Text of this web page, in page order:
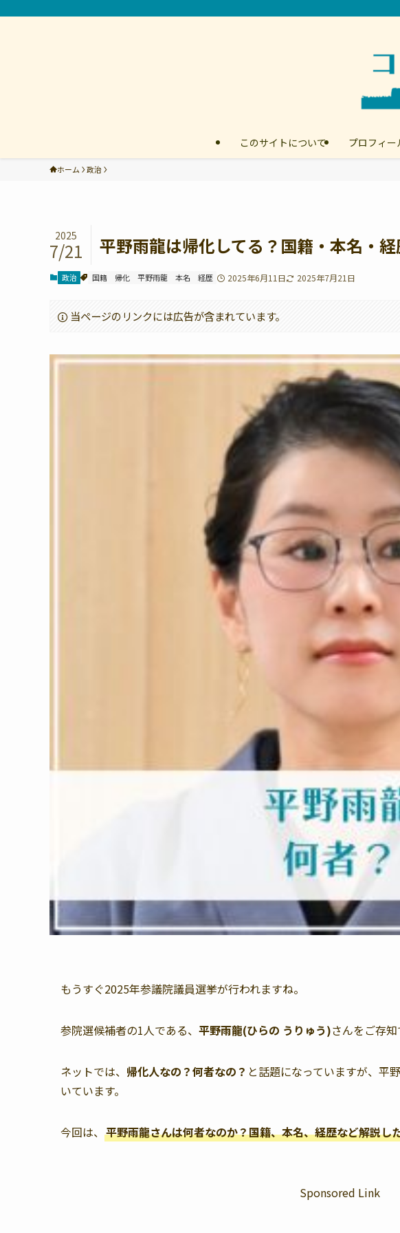
このサイトについて プロフィー
ホーム 政治
平野雨龍は帰化してる？国籍・本名・
2025
7/21
政治 国籍 帰化 平野雨龍 本名 経歴 2025年6月11日 2025年7月21日
当ページのリンクには広告が含まれています。
もうすぐ2025年参議院議員選挙が行われますね。
参院選候補者の1人である、 平野雨龍(ひらの うりゅう)さんをご存知
ネットでは、 帰化人なの？何者なの？ と話題になっていますが、平
いています。
今回は、 平野雨龍さんは何者なのか？国籍、本名、経歴など解説し
Sponsored Link